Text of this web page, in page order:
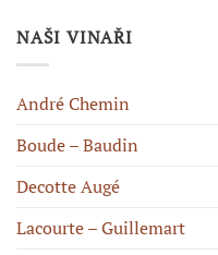
NAŠI VINAŘI
André Chemin
Boude – Baudin
Decotte Augé
Lacourte – Guillemart